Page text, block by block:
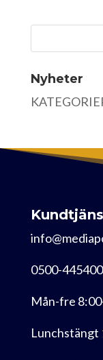
Nyheter
0500-445400
Mån-fre
Lunchstängt